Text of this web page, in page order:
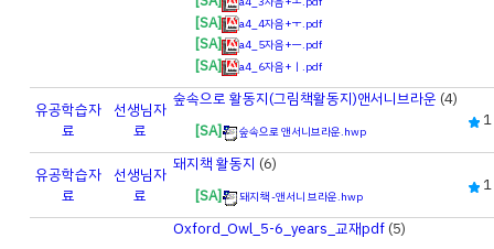
[SA] a4_4자음+ㅜ.pdf
[SA] a4_5자음+ㅡ.pdf
[SA] a4_6자음+ㅣ.pdf
유공학습자
료
선생님자
료
숲속으로 활동지(그림책활동지)앤서니브라운 (4)
[SA]
숲속으로 앤서니브라운.hwp
1
유공학습자
료
선생님자
료
돼지책 활동지 (6)
[SA]
돼지책 -앤서니 브라운.hwp
1
Oxford_Owl_5-6_years_교재pdf(5)